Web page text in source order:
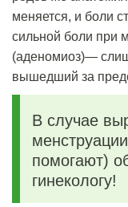
меняется, и боли
сильной боли при
(аденомиоз)—
вышедший за
В случае
помогают)
гинекологу!